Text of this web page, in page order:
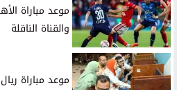
موعد مباراة
والقناة الناقلة
موعد مباراة